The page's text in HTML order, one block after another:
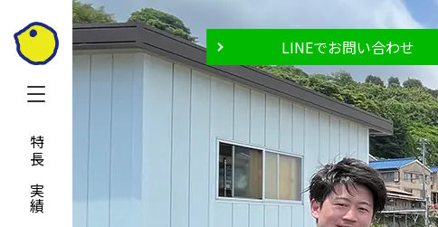
LINEでお問い合わせ
特長と実績